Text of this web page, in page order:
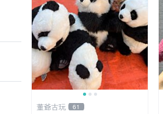
董爺古玩 61